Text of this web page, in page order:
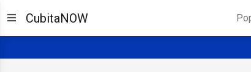
CubitaNOW